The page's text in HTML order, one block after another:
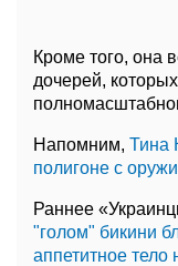
Кроме того, она
дочерей,
Напомним, Тина
полигоне с
Раннее
"голом" бикини
аппетитное тело